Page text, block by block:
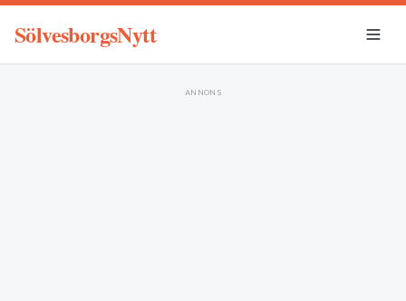
SölvesborgsNytt
ANNONS